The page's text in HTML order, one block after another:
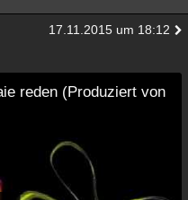
17.11.2015 um 18:12
reden (Produziert von